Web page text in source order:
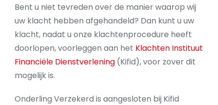
Bent u niet tevreden over de manier waarop wij
uw klacht hebben afgehandeld? Dan kunt u uw
klacht, nadat u onze klachtenprocedure heeft
doorlopen, voorleggen aan het Klachten Instituut
Financiële Dienstverlening (Kifid), voor zover dit
mogelijk is.
Onderling Verzekerd is aangesloten bij Kifid